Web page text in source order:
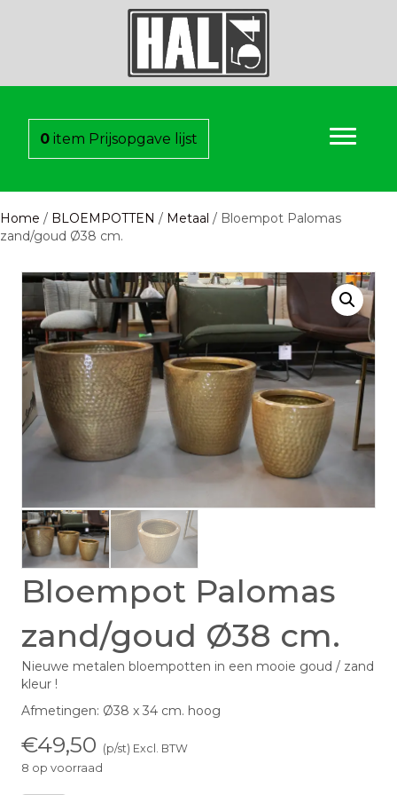
0 item Prijsopgave lijst
Home / BLOEMPOTTEN / Metaal / Bloempot Palomas
zand/goud Ø38 cm.
Bloempot Palomas
zand/goud Ø38 cm.
Nieuwe metalen bloempotten in een mooie goud / zand
kleur !
Afmetingen: Ø38 x 34 cm. hoog
€49,50 (p/st) Excl. BTW
8 op voorraad